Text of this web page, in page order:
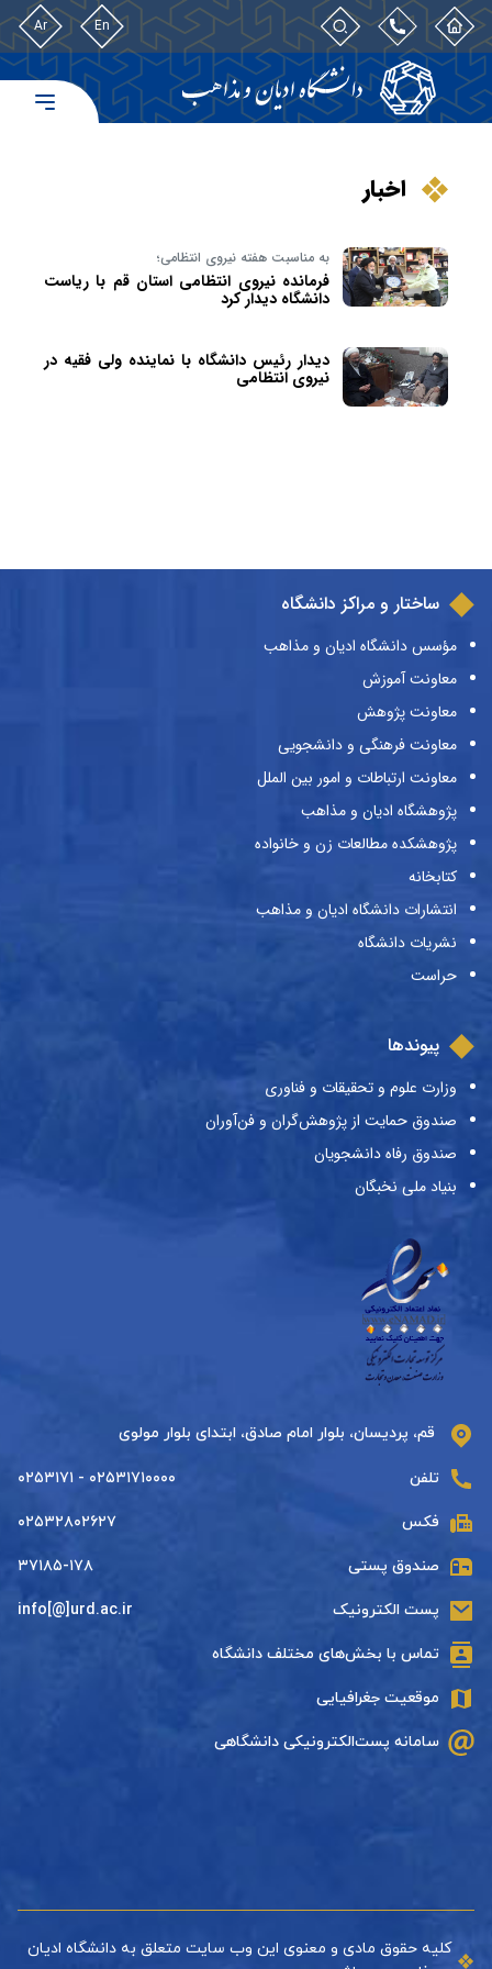
En
Ar
اخبار
به مناسبت هفته نیروی انتظامی؛
فرمانده نیروی انتظامی استان قم با ریاست
دانشگاه دیدار کرد
دیدار رئیس دانشگاه با نماینده ولی فقیه در
نیروی انتظامی
ساختار و مراکز دانشگاه
مؤسس دانشگاه ادیان و مذاهب
معاونت آموزش
معاونت پژوهش
معاونت فرهنگی و دانشجویی
معاونت ارتباطات و امور بین الملل
پژوهشگاه ادیان و مذاهب
پژوهشکده مطالعات زن و خانواده
کتابخانه
انتشارات دانشگاه ادیان و مذاهب
نشریات دانشگاه
حراست
پیوندها
وزارت علوم و تحقیقات و فناوری
صندوق حمایت از پژوهش‌گران و فن‌آوران
صندوق رفاه دانشجویان
بنیاد ملی نخبگان
قم، پردیسان، بلوار امام صادق، ابتدای بلوار مولوی
تلفن ۰۲۵۳۱۷۱۰۰۰۰ - ۰۲۵۳۱۷۱
فکس ۰۲۵۳۲۸۰۲۶۲۷
صندوق پستی ۳۷۱۸۵-۱۷۸
پست الکترونیک info[@]urd.ac.ir
تماس با بخش‌های مختلف دانشگاه
موقعیت جغرافیایی
سامانه پست‌الکترونیکی دانشگاهی
کلیه حقوق مادی و معنوی این وب سایت متعلق به دانشگاه ادیان